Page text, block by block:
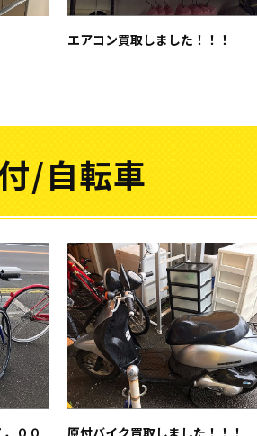
エアコン買取しました！！！
/自転車
００
原付バイク買取しました！！！